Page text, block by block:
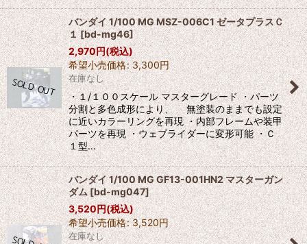
バンダイ 1/100 MG MSZ-006C1 ゼータプラスＣ
１ [bd-mg46]
2,970円(税込)
希望小売価格: 3,300円
在庫なし
・１/１００スケール マスターグレード ・パーツ
分割と多色成形により、 無塗装のままでも設定
に近いカラーリングを再現 ・内部フレームや装甲
パーツを再現 ・ウェブライダーに変形可能 ・Ｃ
１型…
バンダイ 1/100 MG GF13-001HN2 マスターガン
ダム[bd-mg047]
3,520円(税込)
希望小売価格: 3,520円
在庫なし